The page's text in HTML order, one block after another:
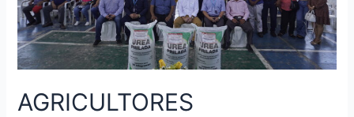
Desarrollo
y
Ordenamiento
Territorial
2027
AGRICULTORES